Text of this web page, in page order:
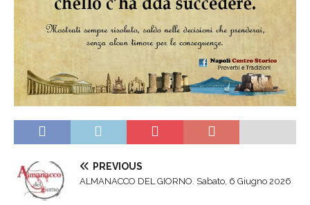
PREVIOUS
ALMANACCO DEL GIORNO. Sabato, 6 Giugno 2026